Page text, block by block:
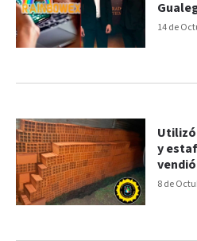
14 de
8 de
y